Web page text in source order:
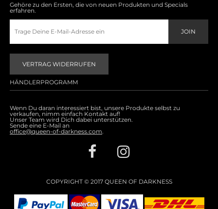
Gehöre zu den Ersten, die von neuen Produkten und Specials
erfahren.
VERTRAG WIDERRUFEN
HÄNDLERPROGRAMM
Wenn Du daran interessiert bist, unsere Produkte selbst zu
verkaufen, nimm einfach Kontakt auf!
Unser Team wird Dich dabei unterstützen.
Sende eine E-Mail an
office@queen-of-darkness.com.
COPYRIGHT © 2017 QUEEN OF DARKNESS